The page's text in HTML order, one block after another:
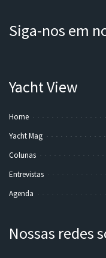
Siga-nos em
Yacht View
Home
Yacht Mag
Colunas
Entrevistas
Agenda
Nossas redes